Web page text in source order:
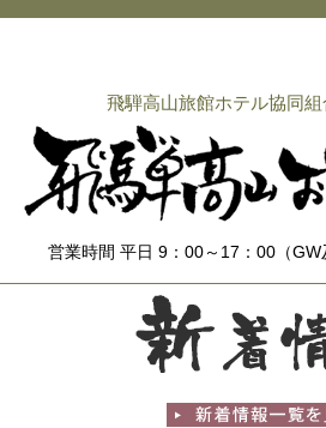
飛騨高山旅館ホテル協同
営業時間 平日 9：00～17：00（GW